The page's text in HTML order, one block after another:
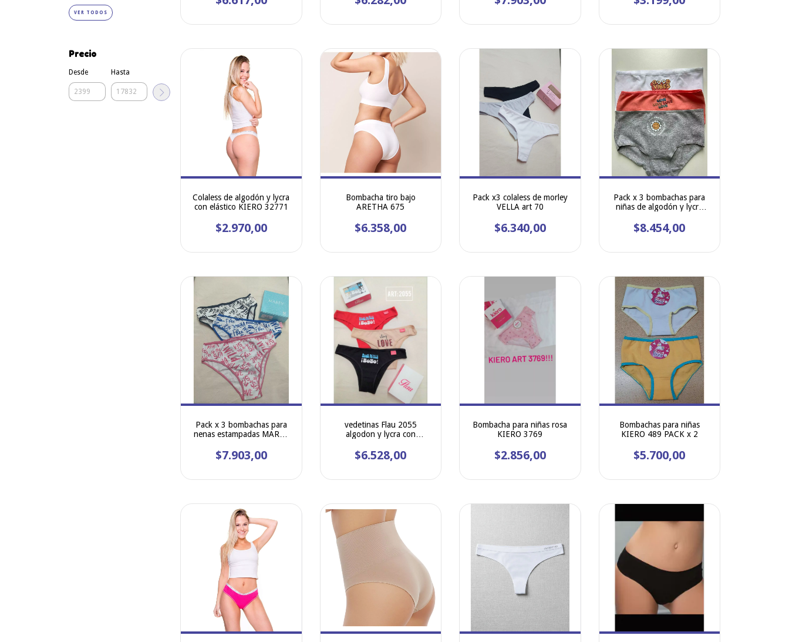
VER TODOS
Precio
Desde Hasta
Colaless de algodón y lycra
con elástico KIERO 32771
$2.970,00
Bombacha tiro bajo
ARETHA 675
$6.358,00
Pack x3 colaless de morley
VELLA art 70
$6.340,00
Pack x 3 bombachas para
niñas de algodón y lycra
Kiero 6039
$8.454,00
Pack x 3 bombachas para
nenas estampadas MAREY
$7.903,00
vedetinas Flau 2055
algodon y lycra con
$6.528,00
Bombacha para niñas rosa
KIERO 3769
$2.856,00
Bombachas para niñas
KIERO 489 PACK x 2
$5.700,00